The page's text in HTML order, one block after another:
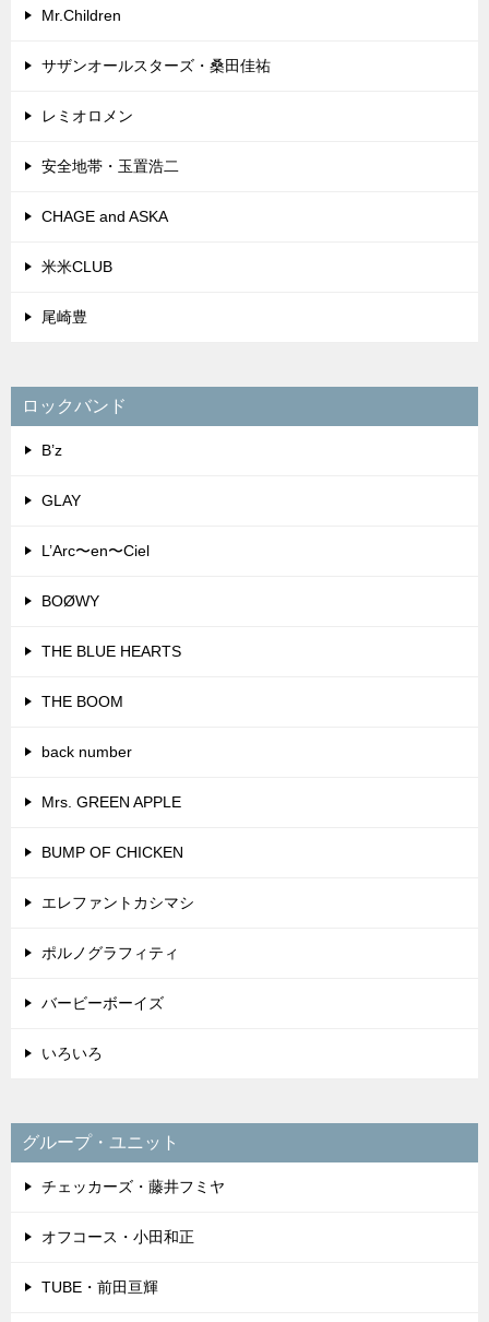
Mr.Children
サザンオールスターズ・桑田佳祐
レミオロメン
安全地帯・玉置浩二
CHAGE and ASKA
米米CLUB
尾崎豊
ロックバンド
B’z
GLAY
L’Arc〜en〜Ciel
BOØWY
THE BLUE HEARTS
THE BOOM
back number
Mrs. GREEN APPLE
BUMP OF CHICKEN
エレファントカシマシ
ポルノグラフィティ
バービーボーイズ
いろいろ
グループ・ユニット
チェッカーズ・藤井フミヤ
オフコース・小田和正
TUBE・前田亘輝